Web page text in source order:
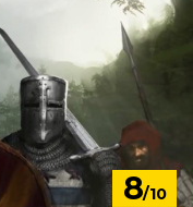
8/10